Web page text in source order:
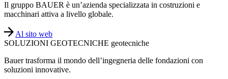
Il gruppo BAUER è un’azienda specializzata in costruzioni e
macchinari attiva a livello globale.
Al sito web
SOLUZIONI GEOTECNICHE geotecniche
Bauer trasforma il mondo dell’ingegneria delle fondazioni con
soluzioni innovative.